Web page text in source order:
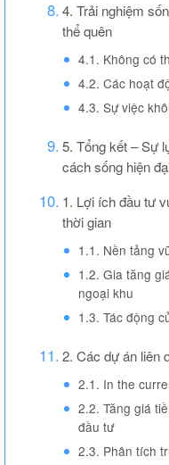
4. Trải nghiệm
thể quên
4.1. Không có
4.2. Các hoạt
4.3. Sự việc
5. Tổng kết – Sự
cách sống hiện
1. Lợi ích đầu tư
thời gian
1.1. Nền tảng
1.2. Gia tăng
ngoại khu
1.3. Tác động
2. Các dự án liên
2.1. In the
2.2. Tăng giá
đầu tư
2.3. Phân tích